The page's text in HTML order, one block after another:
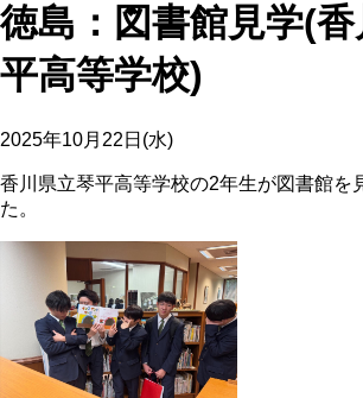
徳島：図書館見学(
平高等学校)
2025年10月22日(水)
香川県立琴平高等学校の2年生が図書館を
た。